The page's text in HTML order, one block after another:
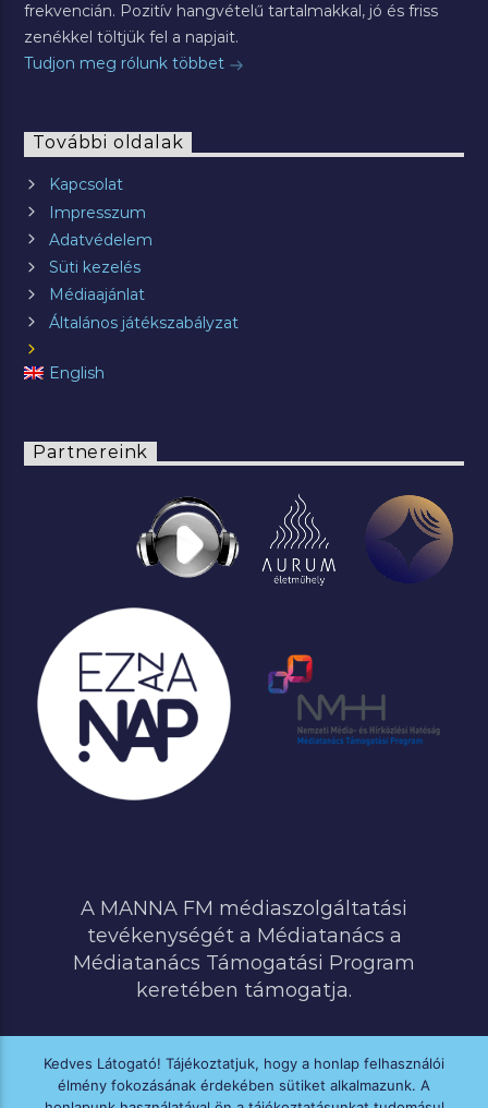
frekvencián. Pozitív hangvételű tartalmakkal, jó és friss
zenékkel töltjük fel a napjait.
Tudjon meg rólunk többet
További oldalak
Kapcsolat
Impresszum
Adatvédelem
Süti kezelés
Médiaajánlat
Általános játékszabályzat
English
Partnereink
A MANNA FM médiaszolgáltatási
tevékenységét a Médiatanács a
Médiatanács Támogatási Program
keretében támogatja.
MINDEN JOG FENNTARTVA © 2020 MANNA FM
Kedves Látogató! Tájékoztatjuk, hogy a honlap felhasználói
élmény fokozásának érdekében sütiket alkalmazunk. A